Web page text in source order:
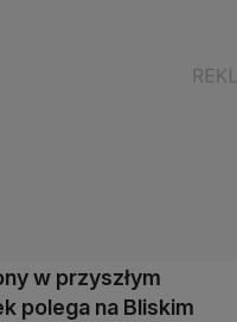
w przyszłym
polega na Bliskim